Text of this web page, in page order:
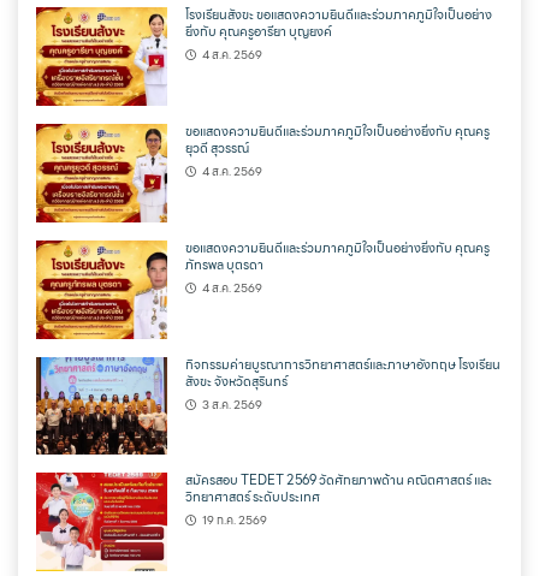
โรงเรียนสังขะ ขอแสดงความยินดีและร่วมภาคภูมิใจเป็นอย่าง
ยิ่งกับ คุณครูอารียา บุญยงค์
4 ส.ค. 2569
ขอแสดงความยินดีและร่วมภาคภูมิใจเป็นอย่างยิ่งกับ คุณครู
ยุวดี สุวรรณ์
4 ส.ค. 2569
ขอแสดงความยินดีและร่วมภาคภูมิใจเป็นอย่างยิ่งกับ คุณครู
ภัทรพล บุตรดา
4 ส.ค. 2569
กิจกรรมค่ายบูรณาการวิทยาศาสตร์และภาษาอังกฤษ โรงเรียน
สังขะ จังหวัดสุรินทร์
3 ส.ค. 2569
สมัครสอบ TEDET 2569 วัดศักยภาพด้าน คณิตศาสตร์ และ
วิทยาศาสตร์ ระดับประเทศ
19 ก.ค. 2569